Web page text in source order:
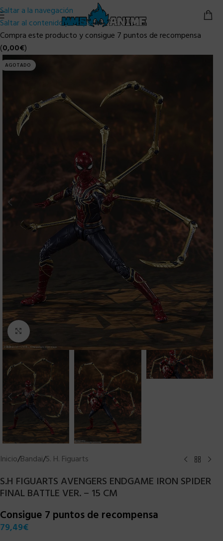
Saltar a la navegación
Saltar al contenido principal
Compra este producto y consigue 7 puntos de recompensa
(0,00€)
AGOTADO
Clic para ampliar
Inicio/Bandai/S. H. Figuarts
S.H FIGUARTS AVENGERS ENDGAME IRON SPIDER
FINAL BATTLE VER. – 15 CM
Consigue 7 puntos de recompensa
79,49€